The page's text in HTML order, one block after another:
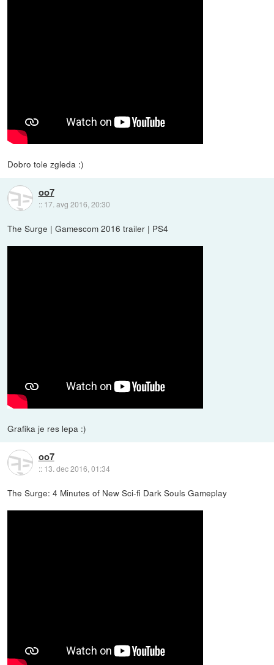
Dobro tole zgleda :)
oo7
:: 17. avg 2016, 20:30
The Surge | Gamescom 2016 trailer | PS4
Grafika je res lepa :)
oo7
:: 13. dec 2016, 01:34
The Surge: 4 Minutes of New Sci-fi Dark Souls Gameplay